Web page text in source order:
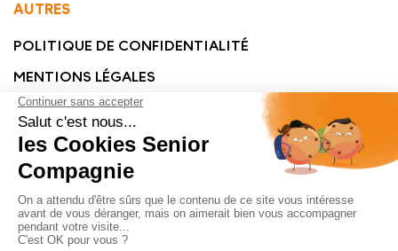
AUTRES
POLITIQUE DE CONFIDENTIALITÉ
MENTIONS LÉGALES